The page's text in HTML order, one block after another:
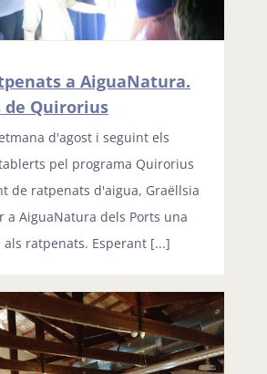
a AiguaNatura.
de Quirorius
d'agost i seguint els
pel programa Quirorius
de ratpenats d'aigua, Graëllsia
a AiguaNatura dels Ports una
ratpenats. Esperant [...]